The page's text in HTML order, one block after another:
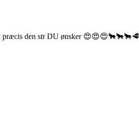
præcis den str DU ønsker 😍😍😍🐂🐂🐂🥩